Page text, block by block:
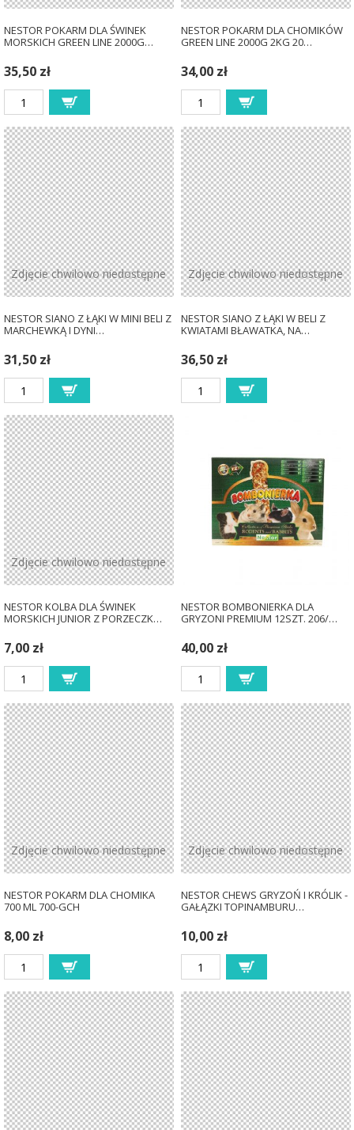
NESTOR POKARM DLA ŚWINEK
MORSKICH GREEN LINE 2000G…
35,50 zł
NESTOR POKARM DLA CHOMIKÓW
GREEN LINE 2000G 2KG 20…
34,00 zł
Zdjęcie chwilowo niedostępne
NESTOR SIANO Z ŁĄKI W MINI BELI Z
MARCHEWKĄ I DYNI…
31,50 zł
Zdjęcie chwilowo niedostępne
NESTOR SIANO Z ŁĄKI W BELI Z
KWIATAMI BŁAWATKA, NA…
36,50 zł
Zdjęcie chwilowo niedostępne
NESTOR KOLBA DLA ŚWINEK
MORSKICH JUNIOR Z PORZECZK…
7,00 zł
NESTOR BOMBONIERKA DLA
GRYZONI PREMIUM 12SZT. 206/…
40,00 zł
Zdjęcie chwilowo niedostępne
NESTOR POKARM DLA CHOMIKA
700 ML 700-GCH
8,00 zł
Zdjęcie chwilowo niedostępne
NESTOR CHEWS GRYZOŃ I KRÓLIK -
GAŁĄZKI TOPINAMBURU…
10,00 zł